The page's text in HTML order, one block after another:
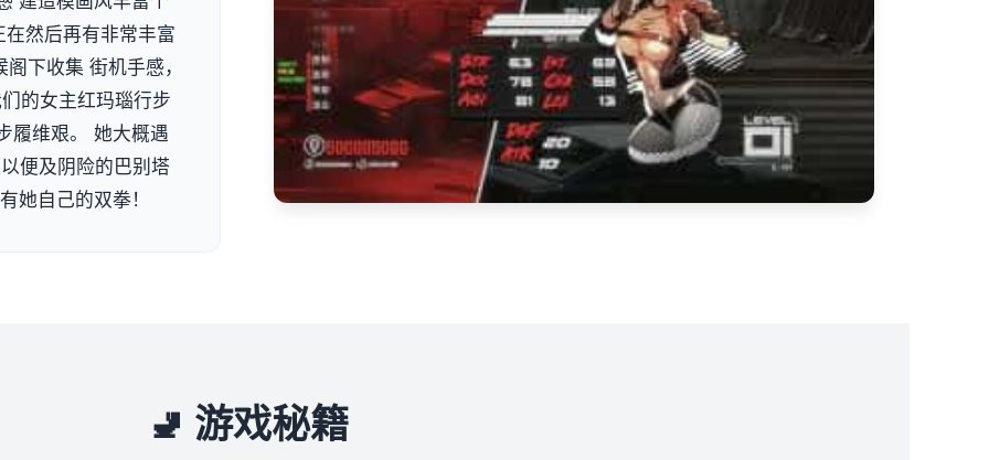
然后再有非常丰富
下收集 街机手感，
的女主红玛瑙行步
履维艰。 她大概遇
便及阴险的巴别塔
她自己的双拳！
🚽 游戏秘籍